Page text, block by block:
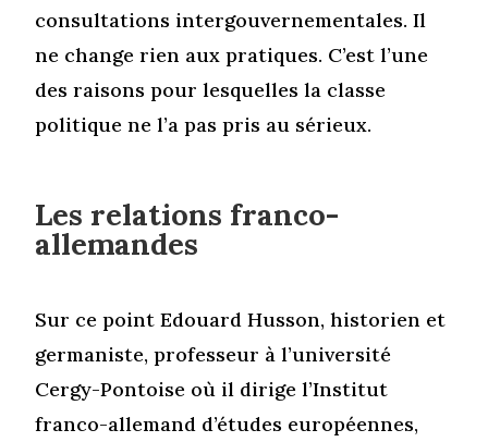
consultations intergouvernementales. Il
ne change rien aux pratiques. C’est l’une
des raisons pour lesquelles la classe
politique ne l’a pas pris au sérieux.
Les relations franco-
allemandes
Sur ce point Edouard Husson, historien et
germaniste, professeur à l’université
Cergy-Pontoise où il dirige l’Institut
franco-allemand d’études européennes,